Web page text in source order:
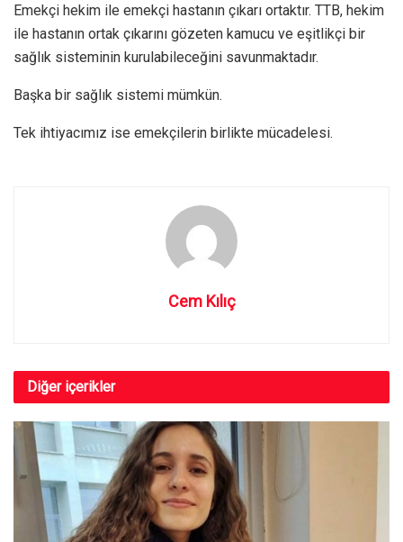
Emekçi hekim ile emekçi hastanın çıkarı ortaktır. TTB, hekim
ile hastanın ortak çıkarını gözeten kamucu ve eşitlikçi bir
sağlık sisteminin kurulabileceğini savunmaktadır.
Başka bir sağlık sistemi mümkün.
Tek ihtiyacımız ise emekçilerin birlikte mücadelesi.
Cem Kılıç
Diğer içerikler